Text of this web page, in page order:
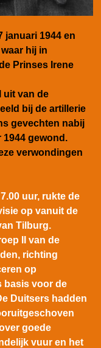
januari 1944 en
hij in
Prinses Irene
uit van de
bij de artillerie
gevechten nabij
gewond.
verwondingen
uur, rukte de
op vanuit de
Tilburg.
II van de
richting
op
basis voor de
Duitsers hadden
goede
vuur en het